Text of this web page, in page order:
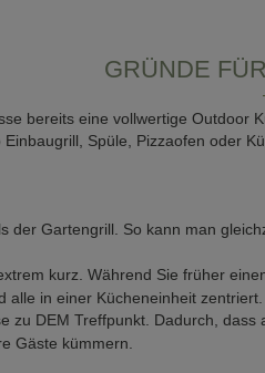
GRÜNDE
bereits eine vollwertige
Spüle, Pizzaofen oder
der Gartengrill. So kann man
kurz. Während Sie früher
alle in einer Kücheneinheit
zu DEM Treffpunkt. Dadurch,
Gäste kümmern.